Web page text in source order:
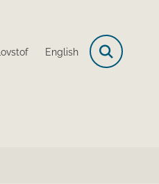
Lovstof English